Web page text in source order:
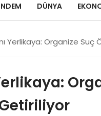
DÜNYA
Yerlikaya: Organize Suç